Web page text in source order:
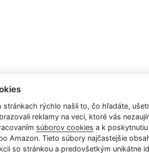
stránkach rýchlo našli to, čo hľadáte,
reklamy na veci, ktoré vás
súborov cookies a k
Amazon. Tieto súbory najčastejšie
so stránkou a predovšetkým unikátne